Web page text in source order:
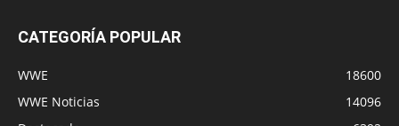
CATEGORÍA POPULAR
WWE
18600
WWE Noticias
14096